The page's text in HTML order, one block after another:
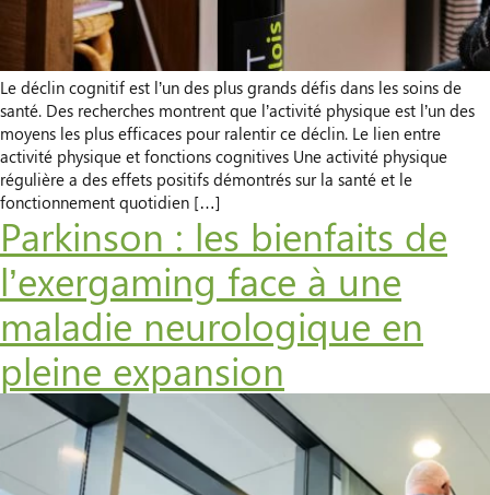
Le déclin cognitif est l’un des plus grands défis dans les soins de
santé. Des recherches montrent que l’activité physique est l’un des
moyens les plus efficaces pour ralentir ce déclin. Le lien entre
activité physique et fonctions cognitives Une activité physique
régulière a des effets positifs démontrés sur la santé et le
fonctionnement quotidien […]
Parkinson : les bienfaits de
l’exergaming face à une
maladie neurologique en
pleine expansion